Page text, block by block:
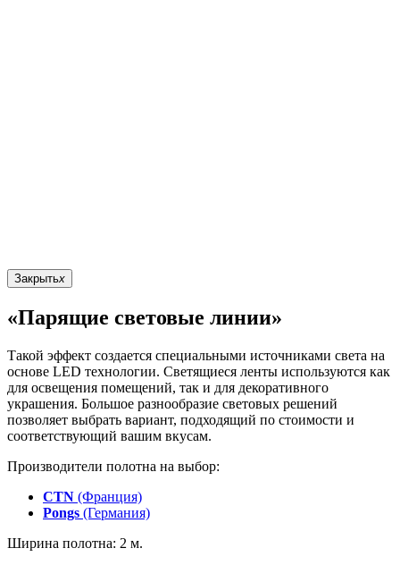
Закрытьx
«Парящие световые линии»
Такой эффект создается специальными источниками света на
основе LED технологии. Светящиеся ленты используются как
для освещения помещений, так и для декоративного
украшения. Большое разнообразие световых решений
позволяет выбрать вариант, подходящий по стоимости и
соответствующий вашим вкусам.
Производители полотна на выбор:
CTN (Франция)
Pongs (Германия)
Ширина полотна: 2 м.